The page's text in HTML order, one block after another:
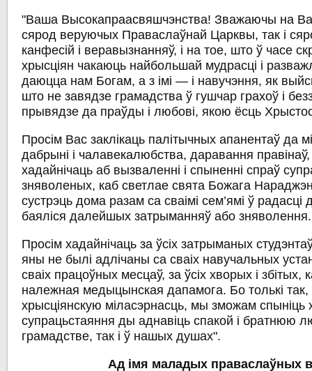
"Ваша Высокапраасвяшчэнства! Зважаючы на
сярод веруючых Праваслаўнай Царквы, так і
канфесій і веравызнанняў, і на тое, што ў часе
хрысціян чакаюць найбольшай мудрасці і
даюцца нам Богам, а з імі — і навучэння, як
што не завядзе грамадства ў гушчар грахоў і
прывядзе да праўды і любові, якою ёсць
Просім Вас заклікаць палітычных апанентаў да
дабрыні і чалавекалюбства, даравання правінаў,
хадайнічаць аб вызваленні і спыненні спраў
зняволеных, каб светлае свята Божага
сустрэць дома разам са сваімі сем’ямі ў радасці
баяліся далейшых затрыманняў або зняволення.
Просім хадайнічаць за ўсіх затрыманых
яны не былі адлічаны са сваіх навучальных
сваіх працоўных месцаў, за ўсіх хворых і збітых,
належная медыцынская дапамога. Бо толькі
хрысціянскую міласэрнасць, мы зможам спыніць
супрацьстаяння ды аднавіць спакой і братнюю
грамадстве, так і ў нашых душах".
Ад імя маладых праваслаўных